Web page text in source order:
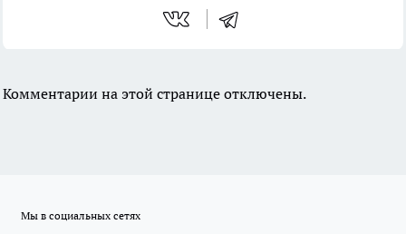
Комментарии на этой странице отключены.
Мы в социальных сетях